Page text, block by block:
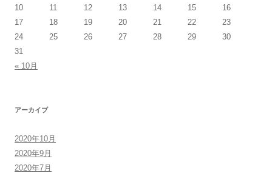
10
11 12 13 14 15
16
17
18 19 20 21 22
23
24
25 26 27 28 29
30
31
« 10月
アーカイブ
2020年10月
2020年9月
2020年7月